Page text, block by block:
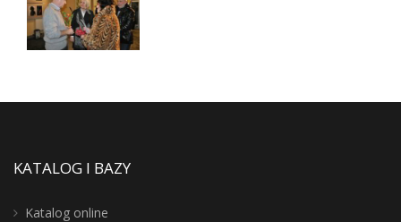
KATALOG I BAZY
Katalog online